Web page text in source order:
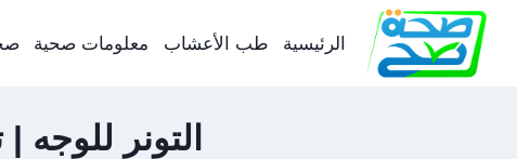
التجاوز
المحتوى
الرئيسية طب الأعشاب معلومات صحية
التونر